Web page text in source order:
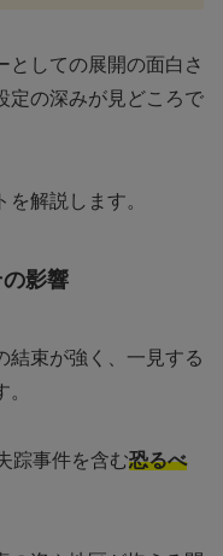
としての展開の面白さ
定の深みが見どころで
解説します。
影響
結束が強く、一見する
踪事件を含む恐るべ